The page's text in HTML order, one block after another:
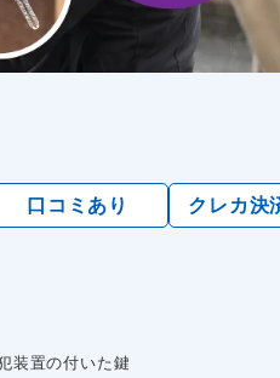
口コミあり クレカ決
装置の付いた鍵